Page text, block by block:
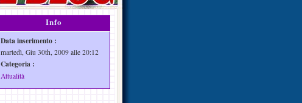
Info
Data inserimento :
martedì, Giu 30th, 2009 alle 20:12
Categoria :
Attualità